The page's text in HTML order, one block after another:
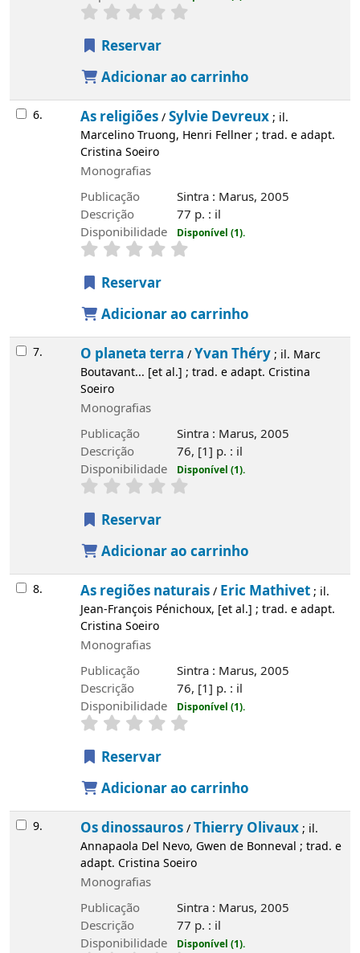
Reservar
Adicionar ao carrinho
6. As religiões/Sylvie Devreux; il.
Marcelino Truong, Henri Fellner ; trad. e adapt.
Cristina Soeiro
Monografias
Publicação
Sintra : Marus, 2005
Descrição
77 p. : il
Disponibilidade
Disponível (1).
Reservar
Adicionar ao carrinho
7. O planeta terra /Yvan Théry; il. Marc
Boutavant... [et al.] ; trad. e adapt. Cristina
Soeiro
Monografias
Publicação
Sintra : Marus, 2005
Descrição
76, [1] p. : il
Disponibilidade
Disponível (1).
Reservar
Adicionar ao carrinho
8. As regiões naturais/ Eric Mathivet; il.
Jean-François Pénichoux, [et al.] ; trad. e adapt.
Cristina Soeiro
Monografias
Publicação
Sintra : Marus, 2005
Descrição
76, [1] p. : il
Disponibilidade
Disponível (1).
Reservar
Adicionar ao carrinho
9. Os dinossauros/Thierry Olivaux; il.
Annapaola Del Nevo, Gwen de Bonneval ; trad. e
adapt. Cristina Soeiro
Monografias
Publicação
Sintra : Marus, 2005
Descrição
77 p. : il
Disponibilidade
Disponível (1).